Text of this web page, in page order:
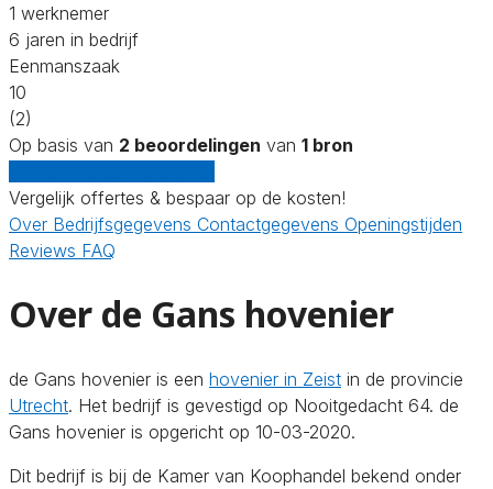
1 werknemer
6 jaren in bedrijf
Eenmanszaak
10
(2)
Op basis van 2 beoordelingen van 1 bron
Vergelijk offertes & bespaar op de kosten!
Over Bedrijfsgegevens Contactgegevens Openingstijden
Reviews FAQ
Over de Gans hovenier
de Gans hovenier is een hovenier in Zeist in de provincie
Utrecht. Het bedrijf is gevestigd op Nooitgedacht 64. de
Gans hovenier is opgericht op 10-03-2020.
Dit bedrijf is bij de Kamer van Koophandel bekend onder